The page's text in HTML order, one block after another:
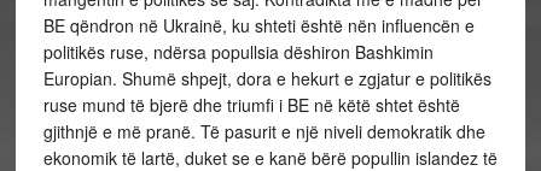
BE qëndron në Ukrainë, ku shteti është nën influencën e
politikës ruse, ndërsa popullsia dëshiron Bashkimin
Europian. Shumë shpejt, dora e hekurt e zgjatur e politikës
ruse mund të bjerë dhe triumfi i BE në këtë shtet është
gjithnjë e më pranë. Të pasurit e një niveli demokratik dhe
ekonomik të lartë, duket se e kanë bërë popullin islandez të